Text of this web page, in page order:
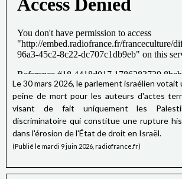
Le 30 mars 2026, le parlement israélien votait
peine de mort pour les auteurs d'actes
visant de fait uniquement les
discriminatoire qui constitue une rupture
dans l'érosion de l'État de droit en Israël.
(Publié le mardi 9 juin 2026, radiofrance.fr)